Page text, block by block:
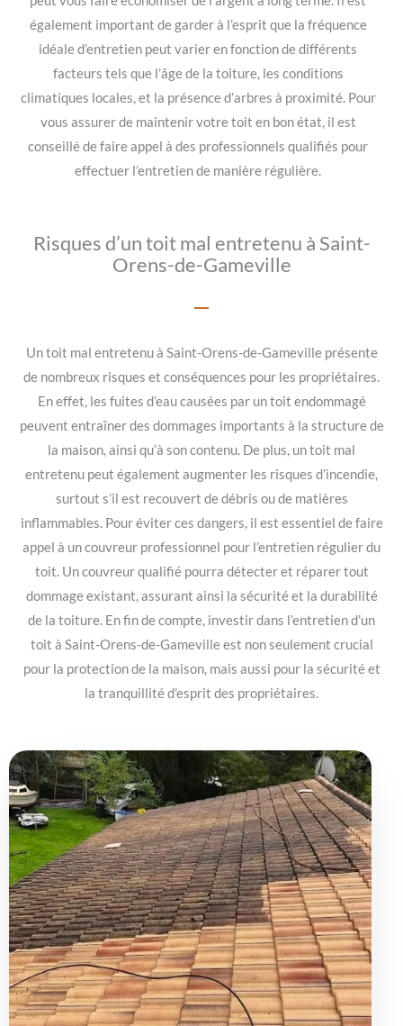
également important de garder à l’esprit que la fréquence
idéale d’entretien peut varier en fonction de différents
facteurs tels que l’âge de la toiture, les conditions
climatiques locales, et la présence d’arbres à proximité. Pour
vous assurer de maintenir votre toit en bon état, il est
conseillé de faire appel à des professionnels qualifiés pour
effectuer l’entretien de manière régulière.
Risques d’un toit mal entretenu à Saint-
Orens-de-Gameville
Un toit mal entretenu à Saint-Orens-de-Gameville présente
de nombreux risques et conséquences pour les propriétaires.
En effet, les fuites d’eau causées par un toit endommagé
peuvent entraîner des dommages importants à la structure de
la maison, ainsi qu’à son contenu. De plus, un toit mal
entretenu peut également augmenter les risques d’incendie,
surtout s’il est recouvert de débris ou de matières
inflammables. Pour éviter ces dangers, il est essentiel de faire
appel à un couvreur professionnel pour l’entretien régulier du
toit. Un couvreur qualifié pourra détecter et réparer tout
dommage existant, assurant ainsi la sécurité et la durabilité
de la toiture. En fin de compte, investir dans l’entretien d’un
toit à Saint-Orens-de-Gameville est non seulement crucial
pour la protection de la maison, mais aussi pour la sécurité et
la tranquillité d’esprit des propriétaires.